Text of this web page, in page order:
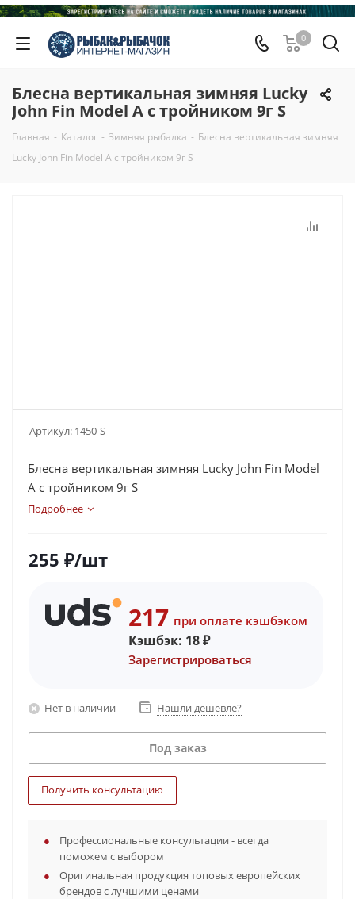
0
Блесна вертикальная зимняя Lucky
John Fin Model A с тройником 9г S
Главная - Каталог - Зимняя рыбалка - Блесна вертикальная зимняя
Lucky John Fin Model A с тройником 9г S
Артикул: 1450-S
Блесна вертикальная зимняя Lucky John Fin Model
A с тройником 9г S
Подробнее
255 ₽/шт
217 при оплате кэшбэком
Кэшбэк: 18₽
Зарегистрироваться
Нет в наличии Нашли дешевле?
Под заказ
Получить консультацию
Профессиональные консультации - всегда
поможем с выбором
Оригинальная продукция топовых европейских
брендов с лучшими ценами